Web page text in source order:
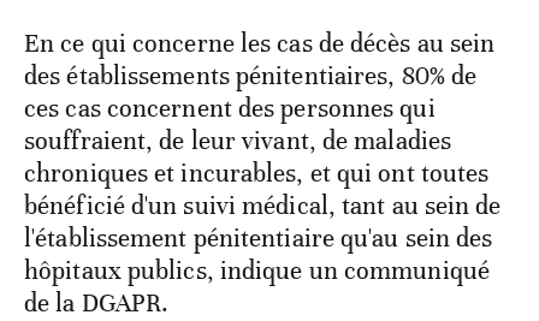
En ce qui concerne les cas de décès au sein
des établissements pénitentiaires, 80% de
ces cas concernent des personnes qui
souffraient, de leur vivant, de maladies
chroniques et incurables, et qui ont toutes
bénéficié d'un suivi médical, tant au sein de
l'établissement pénitentiaire qu'au sein des
hôpitaux publics, indique un communiqué
de la DGAPR.